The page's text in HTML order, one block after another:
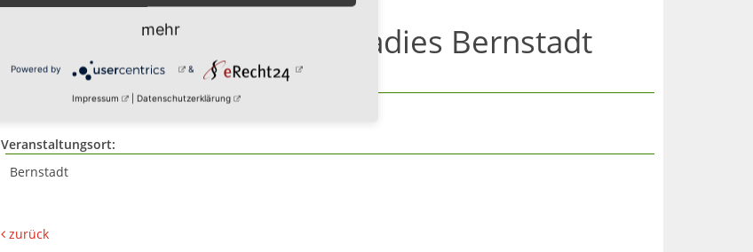
Besuch Flower Power Paradies Bernstadt
Veranstalter:
Veranstaltungsort:
Bernstadt
zurück
mehr
Powered by &
Impressum | Datenschutzerklärung